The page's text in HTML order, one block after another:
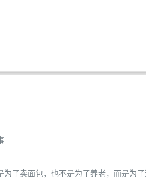
了卖面包，也不是为了养老，而是为